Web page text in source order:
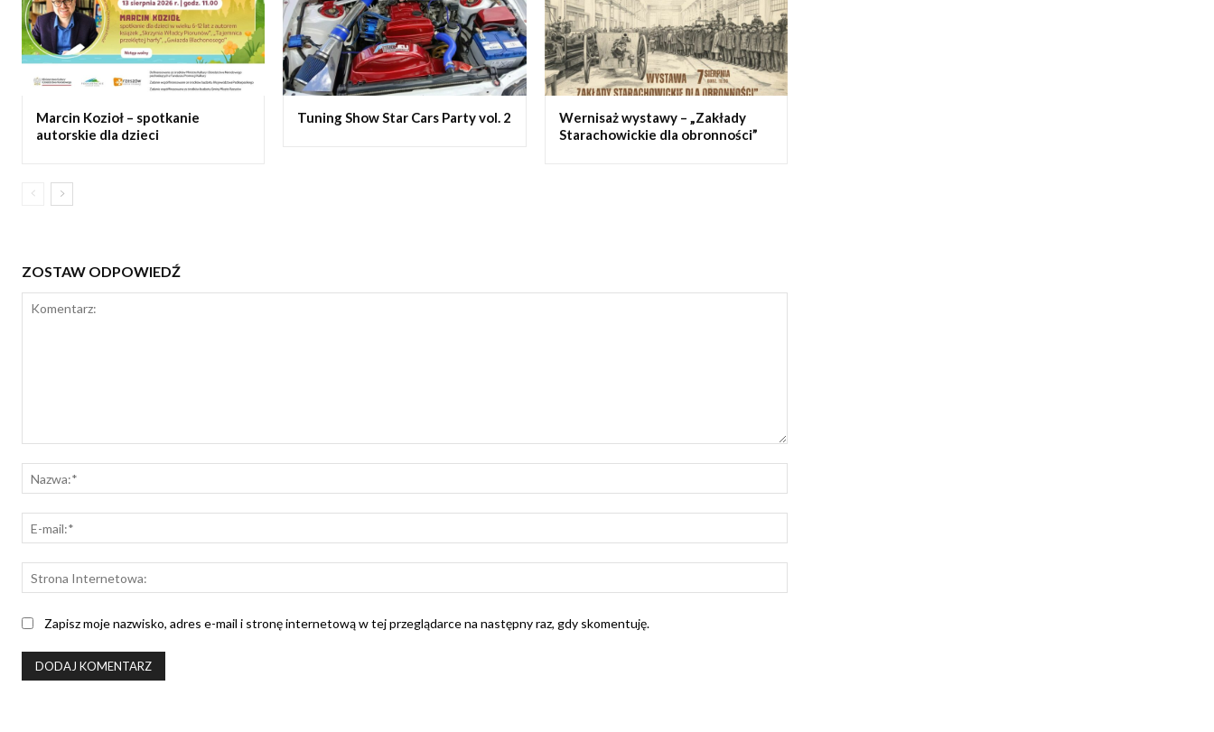
Marcin Kozioł – spotkanie
autorskie dla dzieci
Tuning Show Star Cars Party vol. 2
Wernisaż wystawy – „Zakłady
Starachowickie dla obronności”
ZOSTAW ODPOWIEDŹ
mail:*
Internetowa:
Zapisz moje nazwisko, adres e-mail i stronę internetową w tej przeglądarce na następny raz, gdy skomentuję.